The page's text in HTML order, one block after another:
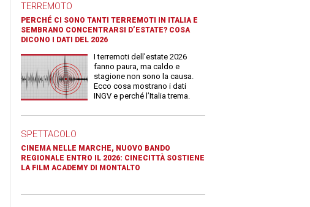
TERREMOTO
PERCHÉ CI SONO TANTI TERREMOTI IN ITALIA E
SEMBRANO CONCENTRARSI D’ESTATE? COSA
DICONO I DATI DEL 2026
I terremoti dell’estate 2026
fanno paura, ma caldo e
stagione non sono la causa.
Ecco cosa mostrano i dati
INGV e perché l’Italia trema.
SPETTACOLO
CINEMA NELLE MARCHE, NUOVO BANDO
REGIONALE ENTRO IL 2026: CINECITTÀ SOSTIENE
LA FILM ACADEMY DI MONTALTO